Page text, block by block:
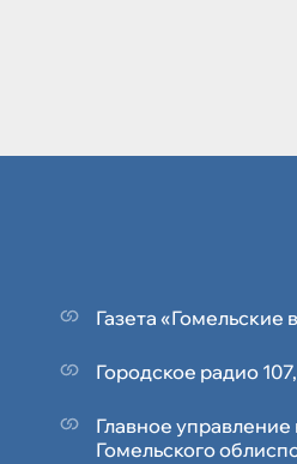
Газета «Гомельские
Городское радио
Главное
Гомельского